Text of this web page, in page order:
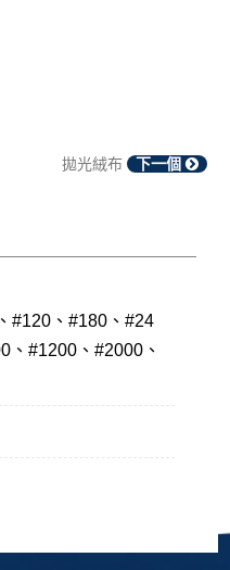
拋光絨布 下一個
#120、#180、#24
、#1200、#2000、